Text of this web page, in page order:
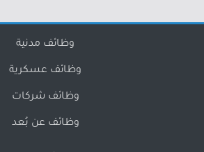
وظائف مدنية
وظائف عسكرية
وظائف شركات
وظائف عن بُعد